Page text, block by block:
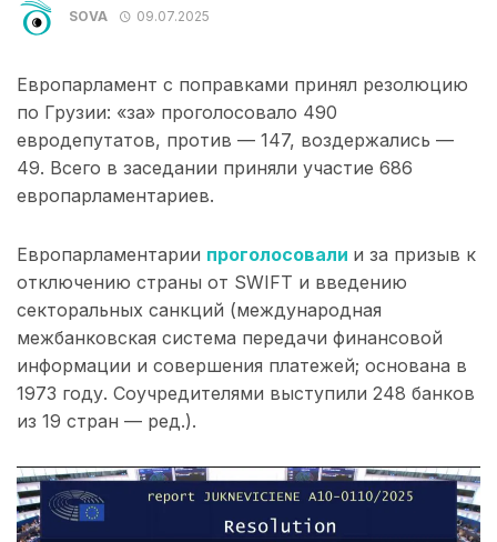
SOVA 09.07.2025
Европарламент с поправками принял резолюцию
по Грузии: «за» проголосовало 490
евродепутатов, против — 147, воздержались —
49. Всего в заседании приняли участие 686
европарламентариев.
Европарламентарии проголосовали и за призыв к
отключению страны от SWIFT и введению
секторальных санкций (международная
межбанковская система передачи финансовой
информации и совершения платежей; основана в
1973 году. Соучредителями выступили 248 банков
из 19 стран — ред.).